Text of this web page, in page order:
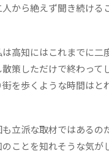
から絶えず聞き続ける
高知にはこれまでに二
策しただけで終わって
を歩くような時間はと
立派な取材ではあるの
ことを知れそうな気が